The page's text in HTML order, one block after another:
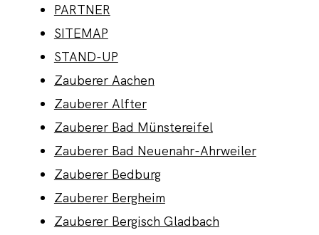
PARTNER
SITEMAP
STAND-UP
Zauberer Aachen
Zauberer Alfter
Zauberer Bad Münstereifel
Zauberer Bad Neuenahr-Ahrweiler
Zauberer Bedburg
Zauberer Bergheim
Zauberer Bergisch Gladbach